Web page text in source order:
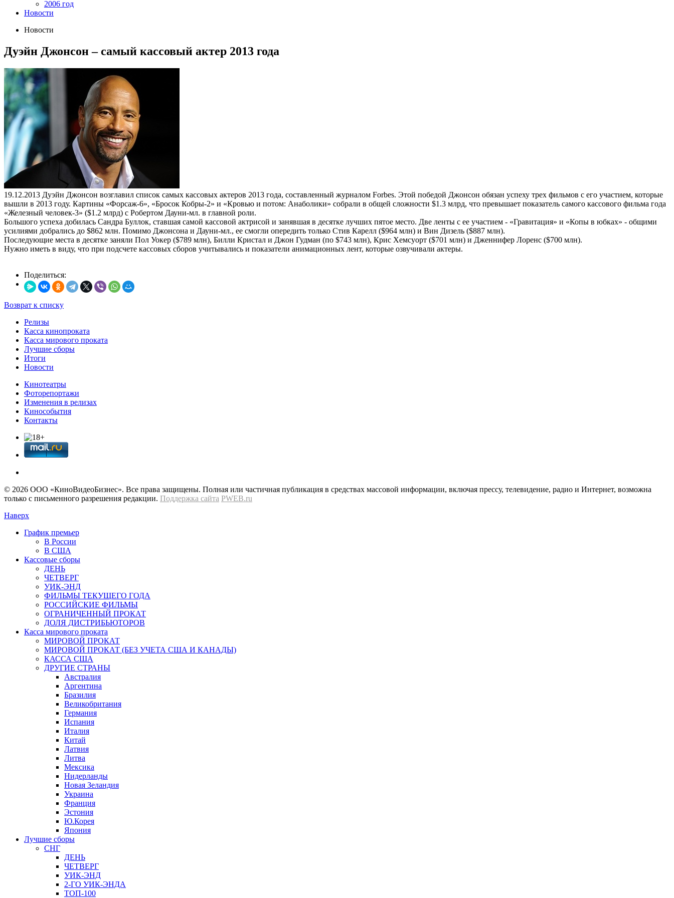
2006 год
Новости
Новости
Дуэйн Джонсон – самый кассовый актер 2013 года
19.12.2013 Дуэйн Джонсон возглавил список самых кассовых актеров 2013 года, составленный журналом Forbes. Этой победой Джонсон обязан успеху трех фильмов с его участием, которые
вышли в 2013 году. Картины «Форсаж-6», «Бросок Кобры-2» и «Кровью и потом: Анаболики» собрали в общей сложности $1.3 млрд, что превышает показатель самого кассового фильма года
«Железный человек-3» ($1.2 млрд) с Робертом Дауни-мл. в главной роли.
Большого успеха добилась Сандра Буллок, ставшая самой кассовой актрисой и занявшая в десятке лучших пятое место. Две ленты с ее участием - «Гравитация» и «Копы в юбках» - общими
усилиями добрались до $862 млн. Помимо Джонсона и Дауни-мл., ее смогли опередить только Стив Карелл ($964 млн) и Вин Дизель ($887 млн).
Последующие места в десятке заняли Пол Уокер ($789 млн), Билли Кристал и Джон Гудман (по $743 млн), Крис Хемсуорт ($701 млн) и Дженнифер Лоренс ($700 млн).
Нужно иметь в виду, что при подсчете кассовых сборов учитывались и показатели анимационных лент, которые озвучивали актеры.
Поделиться:
Возврат к списку
Релизы
Касса кинопроката
Касса мирового проката
Лучшие сборы
Итоги
Новости
Кинотеатры
Фоторепортажи
Изменения в релизах
Кинособытия
Контакты
© 2026 OOО «КиноВидеоБизнес». Все права защищены. Полная или частичная публикация в средствах массовой информации, включая прессу, телевидение, радио и Интернет, возможна
только с письменного разрешения редакции. Поддержка сайта PWEB.ru
Наверх
График премьер
В России
В США
Кассовые сборы
ДЕНЬ
ЧЕТВЕРГ
УИК-ЭНД
ФИЛЬМЫ ТЕКУЩЕГО ГОДА
РОССИЙСКИЕ ФИЛЬМЫ
ОГРАНИЧЕННЫЙ ПРОКАТ
ДОЛЯ ДИСТРИБЬЮТОРОВ
Касса мирового проката
МИРОВОЙ ПРОКАТ
МИРОВОЙ ПРОКАТ (БЕЗ УЧЕТА США И КАНАДЫ)
КАССА США
ДРУГИЕ СТРАНЫ
Австралия
Аргентина
Бразилия
Великобритания
Германия
Испания
Италия
Китай
Латвия
Литва
Мексика
Нидерланды
Новая Зеландия
Украина
Франция
Эстония
Ю.Корея
Япония
Лучшие сборы
СНГ
ДЕНЬ
ЧЕТВЕРГ
УИК-ЭНД
2-ГО УИК-ЭНДА
ТОП-100